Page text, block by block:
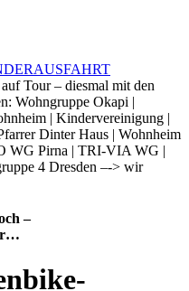
Tour – diesmal mit den
Wohngruppe Okapi |
| Kindervereinigung |
Dinter Haus | Wohnheim
WG Pirna | TRI-VIA WG |
4 Dresden –-> wir
–